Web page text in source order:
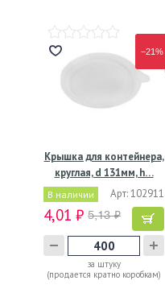
−21%
Крышка для контейнера,
круглая, d 131мм, h…
В наличии Арт: 102911
4,01 ₽ 5,13 ₽
за штуку
(продается кратно коробкам)